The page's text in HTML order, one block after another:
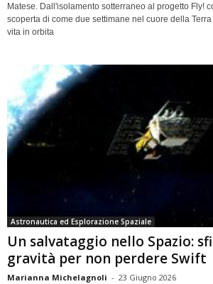
Matese. Dall'isolamento sotterraneo al progetto Fly!
scoperta di come due settimane nel cuore della
vita in orbita
Astronautica ed Esplorazione Spaziale
Un salvataggio nello Spazio:
gravità per non perdere Swift
Marianna Michelagnoli - 23 Giugno 2026